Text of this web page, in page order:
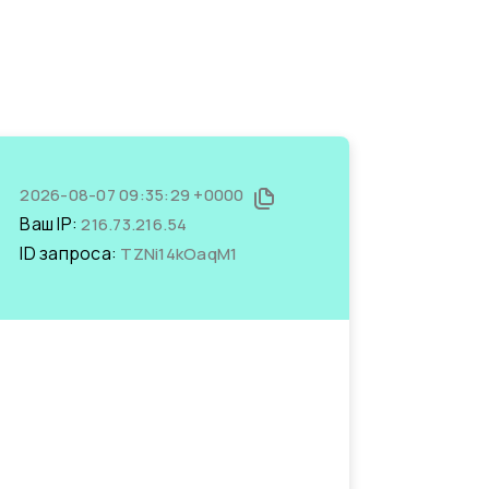
2026-08-07 09:35:29 +0000
Ваш IP:216.73.216.54
ID запроса: TZNi14kOaqM1